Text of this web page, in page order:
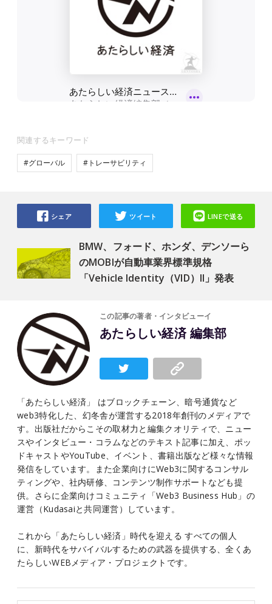
関連するキーワード
#グローバル #トレーサビリティ
BMW、フォード、ホンダ、デンソーら
のMOBIが自動車業界標準規格
「Vehicle Identity（VID）II」発表
シェア ツイート LINEで送る
この記事の著者・インタビューイ
あたらしい経済 編集部
「あたらしい経済」 はブロックチェーン、暗号通貨など
web3特化した、幻冬舎が運営する2018年創刊のメディアで
す。出版社だからこその取材力と編集クオリティで、ニュー
スやインタビュー・コラムなどのテキスト記事に加え、ポッ
ドキャストやYouTube、イベント、書籍出版など様々な情報
発信をしています。また企業向けにWeb3に関するコンサル
ティングや、社内研修、コンテンツ制作サポートなども提
供。さらに企業向けコミュニティ「Web3 Business Hub」の
運営（Kudasaiと共同運営）しています。
これから「あたらしい経済」時代を迎える すべての個人
に、新時代をサバイバルするための武器を提供する、全くあ
たらしいWEBメディア・プロジェクトです。